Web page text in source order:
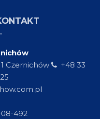
Czernichów
+48 33
08-492